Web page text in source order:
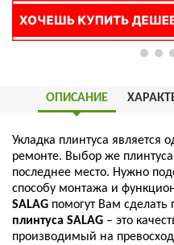
ОПИСАНИЕ
Укладка плинтуса является
ремонте. Выбор же плинтуса
последнее место. Нужно
способу монтажа и
SALAG помогут Вам сделать
плинтуса SALAG – это
производимый на